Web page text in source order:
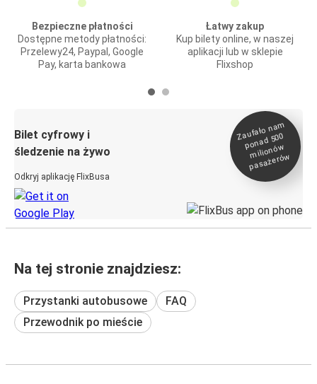
Bezpieczne płatności
Dostępne metody płatności:
Przelewy24, Paypal, Google
Pay, karta bankowa
Łatwy zakup
Kup bilety online, w naszej
aplikacji lub w sklepie
Flixshop
Bilet cyfrowy i
śledzenie na żywo
Odkryj aplikację FlixBusa
Zaufało na
m
ponad 500
milionó
w
pasażeró
w
Na tej stronie znajdziesz:
Przystanki autobusowe
FAQ
Przewodnik po mieście